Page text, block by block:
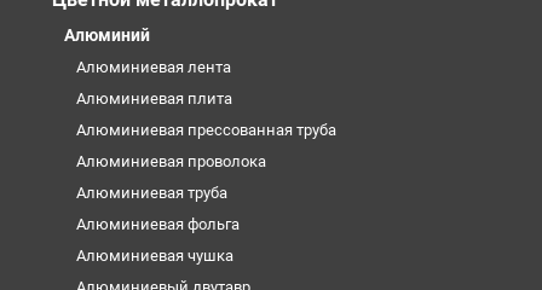
Алюминий
Алюминиевая лента
Алюминиевая плита
Алюминиевая прессованная труба
Алюминиевая проволока
Алюминиевая труба
Алюминиевая фольга
Алюминиевая чушка